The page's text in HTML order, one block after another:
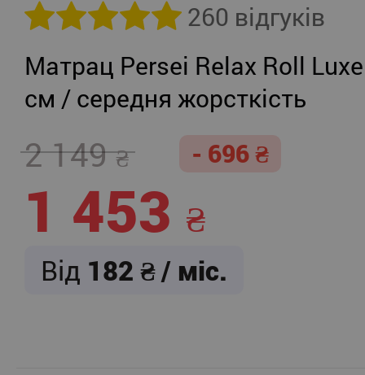
260 відгуків
Матрац Persei Relax Roll
см / середня жорсткість
2 149 - 696
1 453
Від 182 / міс.